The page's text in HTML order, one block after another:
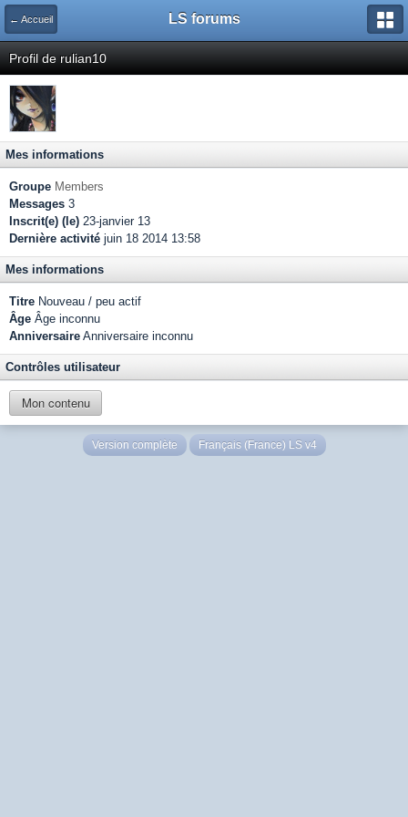
← Accueil LS forums
Profil de rulian10
Mes informations
Groupe Members
Messages 3
Inscrit(e) (le) 23-janvier 13
Dernière activité juin 18 2014 13:58
Mes informations
Titre Nouveau / peu actif
Âge Âge inconnu
Anniversaire Anniversaire inconnu
Contrôles utilisateur
Mon contenu
Version complète Français (France) LS v4